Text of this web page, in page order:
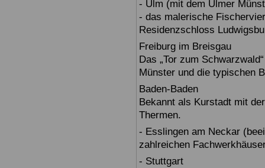
- Ulm (mit dem Ulmer
- das malerische
Residenzschloss
Freiburg im Breisgau
Das „Tor zum
Münster und die typischen
Baden-Baden
Bekannt als Kurstadt mit
Thermen.
- Esslingen am Neckar
zahlreichen
- Stuttgart